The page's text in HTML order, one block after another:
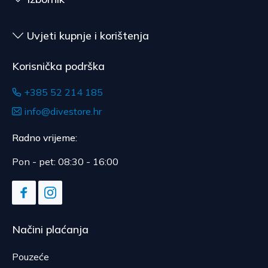
Uvjeti kupnje i korištenja
Korisnička podrška
+385 52 214 185
info@divestore.hr
Radno vrijeme:
Pon - pet: 08:30 - 16:00
Načini plaćanja
Pouzeće